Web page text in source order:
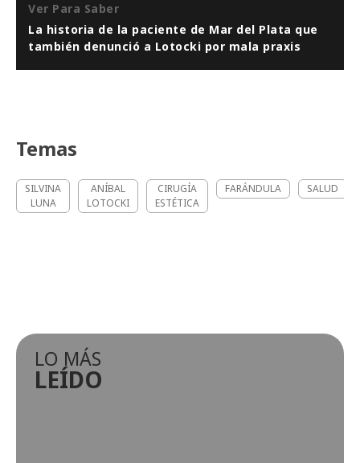
Ver Para Saber
La historia de la paciente de Mar del Plata que
también denunció a Lotocki por mala praxis
Temas
SILVINA
LUNA
ANÍBAL
LOTOCKI
CIRUGÍA
ESTÉTICA
FARÁNDULA SALUD
LO MÁS
LEÍDO